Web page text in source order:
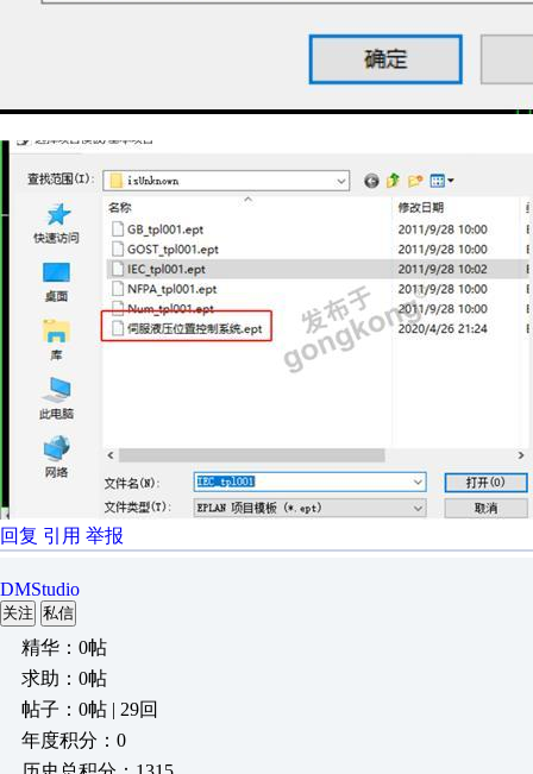
回复 引用 举报
DMStudio
关注 私信
精华：0帖
求助：0帖
帖子：0帖 | 29回
年度积分：0